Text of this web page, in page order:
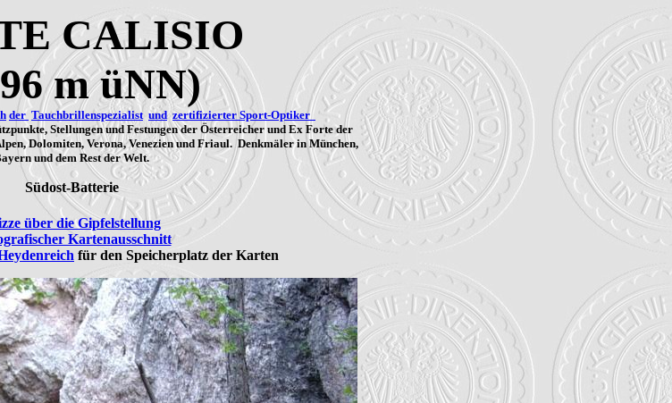
CALISIO
m üNN)
der Tauchbrillenspezialist und zertifizierter Sport-Optiker
Stellungen und Festungen der Österreicher und Ex Forte der
Dolomiten, Verona, Venezien und Friaul. Denkmäler in München,
und dem Rest der Welt.
Südost-Batterie
über die Gipfelstellung
Kartenausschnitt
für den Speicherplatz der Karten